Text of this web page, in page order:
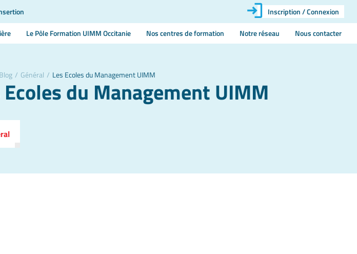
Inscription / Connexion
Le Pôle Formation UIMM Occitanie Nos centres de formation Notre réseau Nous contacter
Blog / Général / Les Ecoles du Management UIMM
Ecoles du Management UIMM